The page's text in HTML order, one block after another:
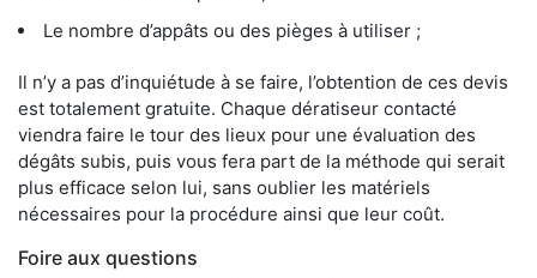
Le nombre d’appâts ou des pièges à utiliser ;
Il n’y a pas d’inquiétude à se faire, l’obtention de ces devis
est totalement gratuite. Chaque dératiseur contacté
viendra faire le tour des lieux pour une évaluation des
dégâts subis, puis vous fera part de la méthode qui serait
plus efficace selon lui, sans oublier les matériels
nécessaires pour la procédure ainsi que leur coût.
Foire aux questions